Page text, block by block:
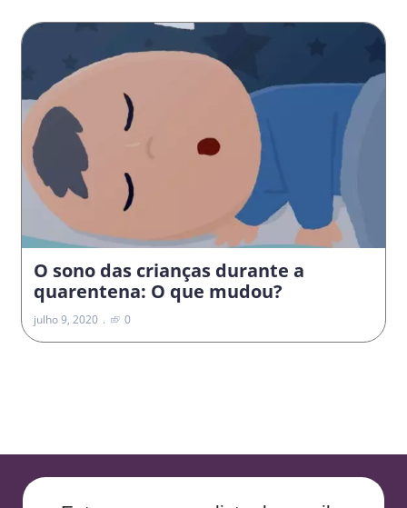
O sono das crianças durante a
quarentena: O que mudou?
julho 9, 2020 0